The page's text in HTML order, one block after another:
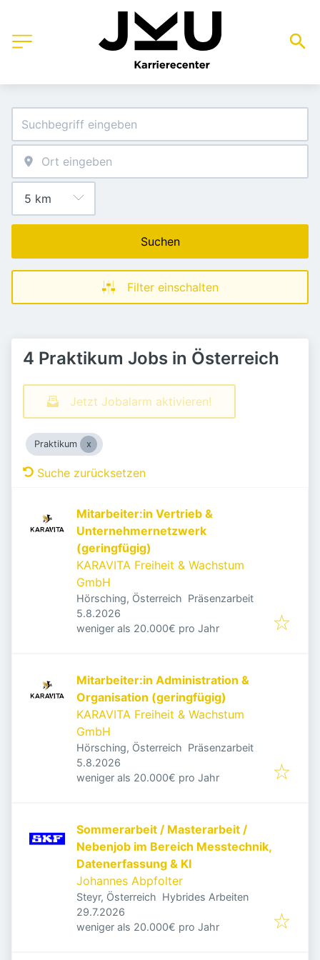
Suchen
Filter einschalten
4 Praktikum Jobs in Österreich
Jetzt Jobalarm aktivieren!
Praktikum
Suche zurücksetzen
Mitarbeiter:in Vertrieb &
Unternehmernetzwerk
(geringfügig)
KARAVITA Freiheit & Wachstum
GmbH
Hörsching, Österreich Präsenzarbeit
Veröffentlicht
5.8.2026
weniger als 20.000€ pro Jahr
Mitarbeiter:in Administration &
Organisation (geringfügig)
KARAVITA Freiheit & Wachstum
GmbH
Hörsching, Österreich Präsenzarbeit
Veröffentlicht
5.8.2026
weniger als 20.000€ pro Jahr
Sommerarbeit / Masterarbeit /
Nebenjob im Bereich Messtechnik,
Datenerfassung & KI
Johannes Abpfolter
Steyr, Österreich Hybrides Arbeiten
Veröffentlicht
29.7.2026
weniger als 20.000€ pro Jahr